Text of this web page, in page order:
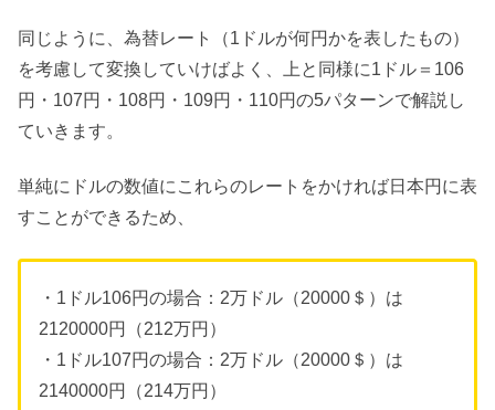
同じように、為替レート（1ドルが何円かを表したもの）
を考慮して変換していけばよく、上と同様に1ドル＝106
円・107円・108円・109円・110円の5パターンで解説し
ていきます。
単純にドルの数値にこれらのレートをかければ日本円に表
すことができるため、
・1ドル106円の場合：2万ドル（20000＄）は
2120000円（212万円）
・1ドル107円の場合：2万ドル（20000＄）は
2140000円（214万円）